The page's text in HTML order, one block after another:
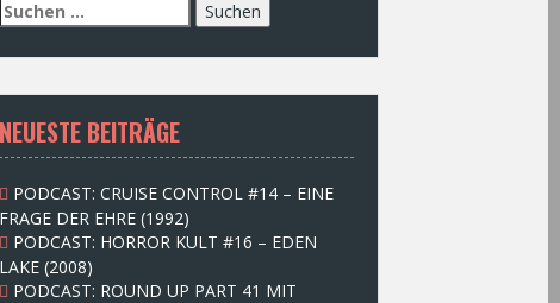
S
u
c
e
n
n
c
h
:
NEUESTE BEITRÄGE
PODCAST: CRUISE CONTROL #14 – EINE
FRAGE DER EHRE (1992)
PODCAST: HORROR KULT #16 – EDEN
LAKE (2008)
PODCAST: ROUND UP PART 41 MIT